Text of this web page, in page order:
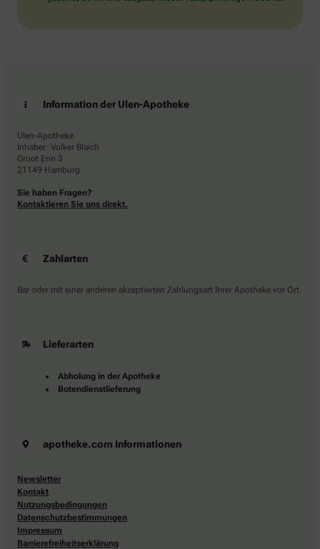
Information der Ulen-Apotheke
Ulen-Apotheke
Inhaber: Volker Blaich
Groot Enn 3
21149 Hamburg
Sie haben Fragen?
Kontaktieren Sie uns direkt.
Zahlarten
Bar oder mit einer anderen akzeptierten Zahlungsart Ihrer Apotheke vor Ort.
Lieferarten
Abholung in der Apotheke
Botendienstlieferung
apotheke.com Informationen
Newsletter
Kontakt
Nutzungsbedingungen
Datenschutzbestimmungen
Impressum
Barrierefreiheitserklärung